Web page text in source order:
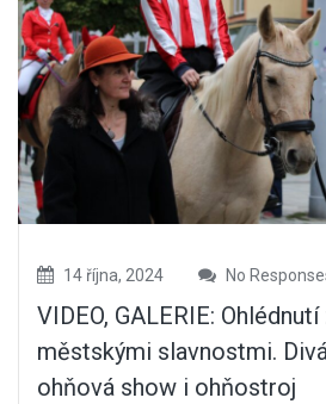
14 října, 2024 No
VIDEO, GALERIE:
městskými slavnostmi.
ohňová show i ohňostroj